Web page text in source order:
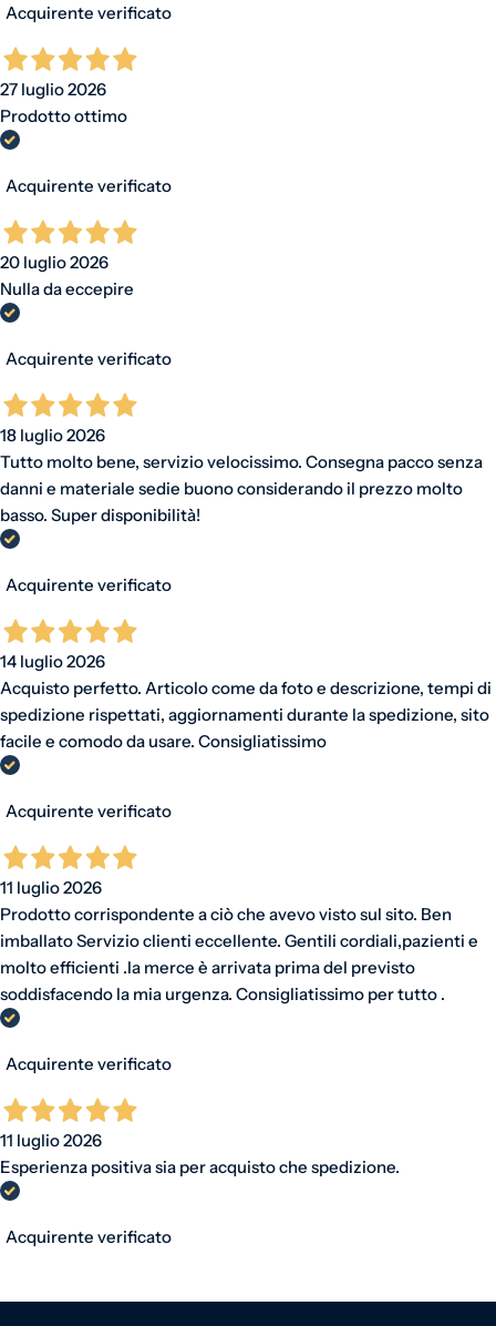
Acquirente verificato
27 luglio 2026
Prodotto ottimo
Acquirente verificato
20 luglio 2026
Nulla da eccepire
Acquirente verificato
18 luglio 2026
Tutto molto bene, servizio velocissimo. Consegna pacco senza
danni e materiale sedie buono considerando il prezzo molto
basso. Super disponibilità!
Acquirente verificato
14 luglio 2026
Acquisto perfetto. Articolo come da foto e descrizione, tempi di
spedizione rispettati, aggiornamenti durante la spedizione, sito
facile e comodo da usare. Consigliatissimo
Acquirente verificato
11 luglio 2026
Prodotto corrispondente a ciò che avevo visto sul sito. Ben
imballato Servizio clienti eccellente. Gentili cordiali,pazienti e
molto efficienti .la merce è arrivata prima del previsto
soddisfacendo la mia urgenza. Consigliatissimo per tutto .
Acquirente verificato
11 luglio 2026
Esperienza positiva sia per acquisto che spedizione.
Acquirente verificato